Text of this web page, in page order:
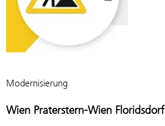
Modernisierung
Wien Praterstern-Wien Floridsdorf